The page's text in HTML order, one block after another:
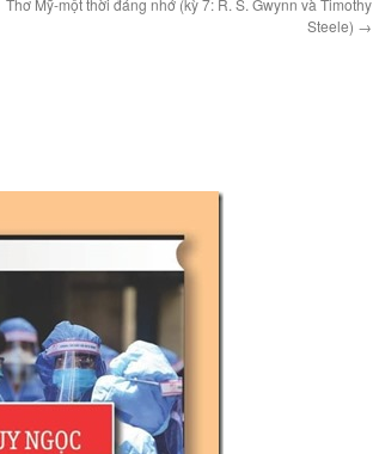
Thơ Mỹ-một thời đáng nhớ (kỳ 7: R. S. Gwynn và Timothy
Steele) →